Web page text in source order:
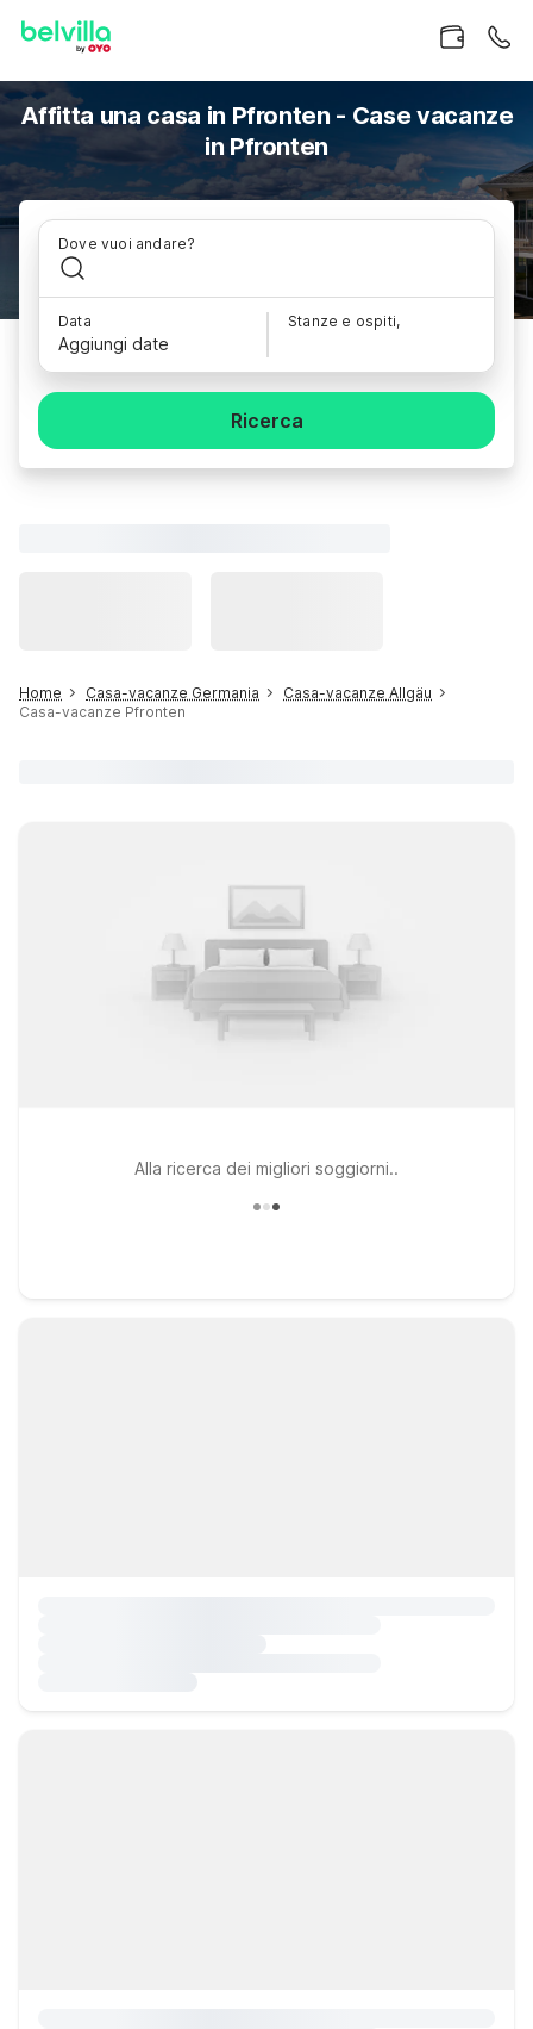
Affitta una casa in Pfronten - Case vacanze
in Pfronten
Dove vuoi andare?
Data
Aggiungi date
Stanze e ospiti,
Ricerca
Home Casa-vacanze Germania
Casa-vacanze Allgäu
Casa-vacanze Pfronten
Alla ricerca dei migliori soggiorni..